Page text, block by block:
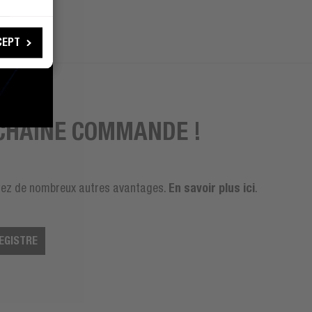
COMMANDE !
de nombreux autres avantages. En savoir plus ici.